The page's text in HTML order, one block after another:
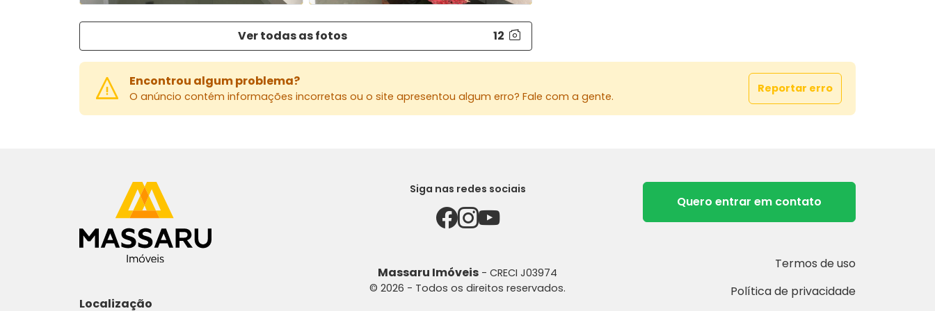
Ver todas as fotos 12
* Com pisos em porcelanato e laminado.
Av. Herval, 1322, Zona 07 - Maringá/PR
E-mail: imoveismassaru@gmail.com
Encontrou algum problema?
O anúncio contém informações incorretas ou o site apresentou algum erro? Fale com a gente.
Reportar erro
Localização
Siga nas redes sociais
Massaru Imóveis - CRECI J03974
© 2026 - Todos os direitos reservados.
Quero entrar em contato
Termos de uso
Política de privacidade